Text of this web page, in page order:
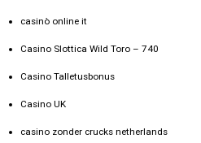
casinò online it
Casino Slottica Wild Toro – 740
Casino Talletusbonus
Casino UK
casino zonder crucks netherlands